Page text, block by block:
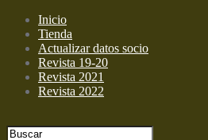
Inicio
Tienda
Actualizar datos socio
Revista 19-20
Revista 2021
Revista 2022